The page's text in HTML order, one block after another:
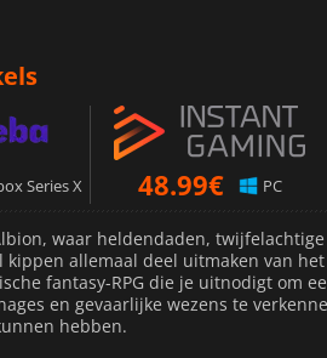
Series X 48.99€ PC
waar heldendaden,
allemaal deel uitmaken van het
fantasy-RPG die je uitnodigt om
en gevaarlijke wezens te
hebben.